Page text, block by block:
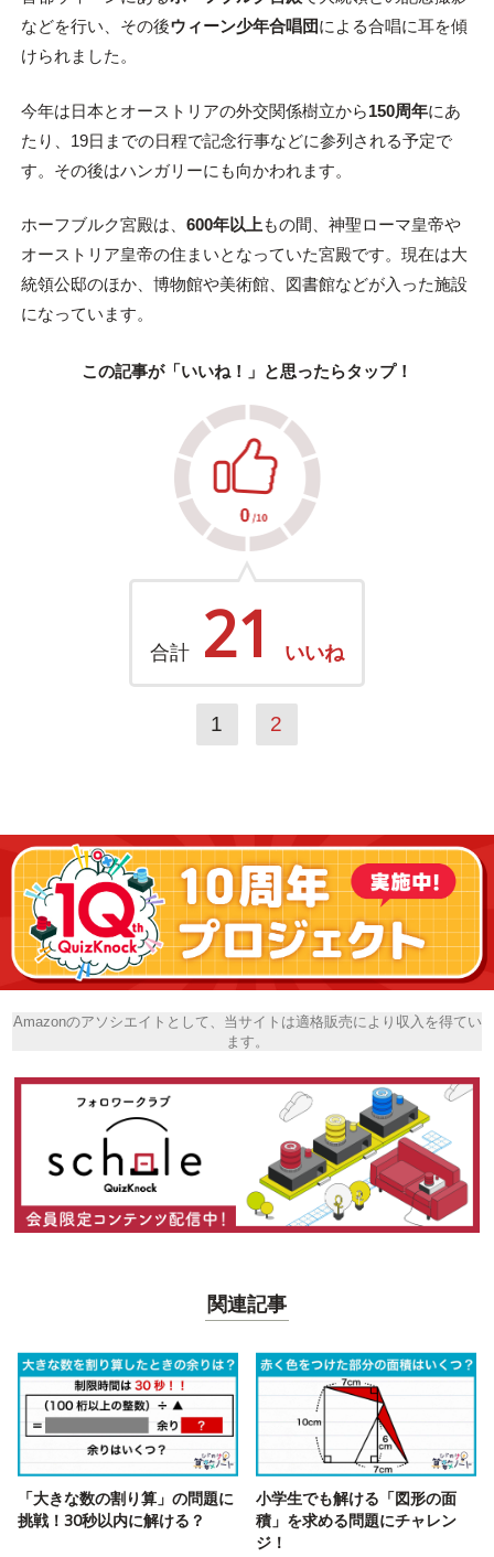
などを行い、その後ウィーン少年合唱団による合唱に耳を傾
けられました。
今年は日本とオーストリアの外交関係樹立から150周年にあ
たり、19日までの日程で記念行事などに参列される予定で
す。その後はハンガリーにも向かわれます。
ホーフブルク宮殿は、 600年以上 もの間、神聖ローマ皇帝や
オーストリア皇帝の住まいとなっていた宮殿です。現在は大
統領公邸のほか、博物館や美術館、図書館などが入った施設
になっています。
この記事が「いいね！」と思ったらタップ！
合計 21 いいね
1 2
Amazonのアソシエイトとして、当サイトは適格販売により収入を得てい
ます。
関連記事
「大きな数の割り算」の問題に
挑戦！30秒以内に解ける？
小学生でも解ける「図形の面
積」を求める問題にチャレン
ジ！